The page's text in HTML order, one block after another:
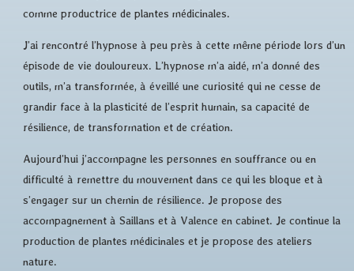
comme productrice de plantes médicinales.
J’ai rencontré l’hypnose à peu près à cette même période lors d’un
épisode de vie douloureux. L’hypnose m’a aidé, m’a donné des
outils, m’a transformée, à éveillé une curiosité qui ne cesse de
grandir face à la plasticité de l’esprit humain, sa capacité de
résilience, de transformation et de création.
Aujourd’hui j’accompagne les personnes en souffrance ou en
difficulté à remettre du mouvement dans ce qui les bloque et à
s’engager sur un chemin de résilience. Je propose des
accompagnement à Saillans et à Valence en cabinet. Je continue la
production de plantes médicinales et je propose des ateliers
nature.